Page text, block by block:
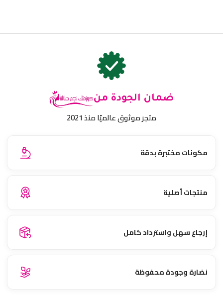
ضمان الجودة من
متجر موثوق عالميًا منذ 2021
مكونات مختبرة بدقة
منتجات أصلية
إرجاع سهل واسترداد كامل
نضارة وجودة محفوظة